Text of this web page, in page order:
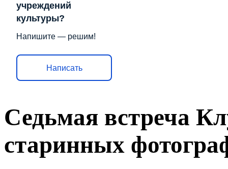
учреждений
культуры?
Напишите — решим!
Написать
Седьмая встреча
старинных